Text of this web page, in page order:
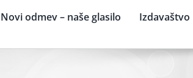
Novi odmev – naše glasilo Izdavaštvo